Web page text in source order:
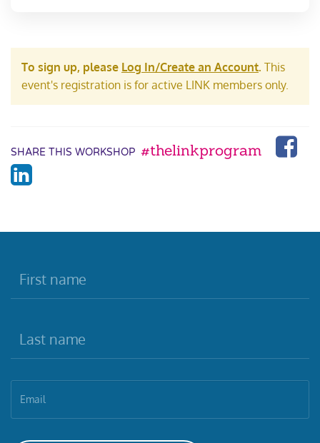
To sign up, please Log In/Create an Account. This
event's registration is for active LINK members only.
SHARE THIS WORKSHOP #thelinkprogram